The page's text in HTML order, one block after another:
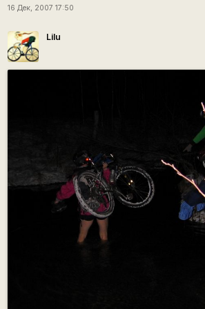
16 Дек, 2007 17:50
Lilu